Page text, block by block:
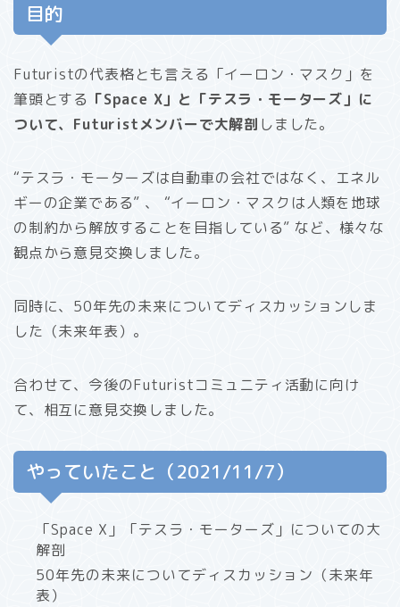
目的
Futuristの代表格とも言える「イーロン・マスク」を
筆頭とする 「Space X」と「テスラ・モーターズ」に
ついて、Futuristメンバーで大解剖 しました。
“テスラ・モーターズは自動車の会社ではなく、エネル
ギーの企業である” 、 “イーロン・マスクは人類を地球
の制約から解放することを目指している” など、様々な
観点から意見交換しました。
同時に、50年先の未来についてディスカッションしま
した（未来年表）。
合わせて、今後のFuturistコミュニティ活動に向け
て、相互に意見交換しました。
やっていたこと（2021/11/7）
「Space X」「テスラ・モーターズ」についての大
解剖
50年先の未来についてディスカッション（未来年
表）